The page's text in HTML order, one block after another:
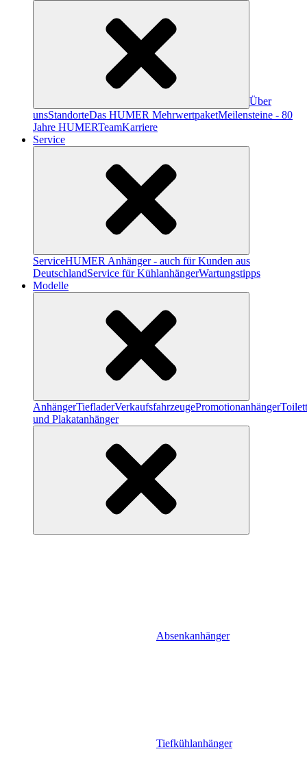
Über
unsStandorteDas HUMER MehrwertpaketMeilensteine - 80
Jahre HUMERTeamKarriere
Service
ServiceHUMER Anhänger - auch für Kunden aus
DeutschlandService für KühlanhängerWartungstipps
Modelle
AnhängerTiefladerVerkaufsfahrzeugePromotionanhänger
und Plakatanhänger
Absenkanhänger
Tiefkühlanhänger